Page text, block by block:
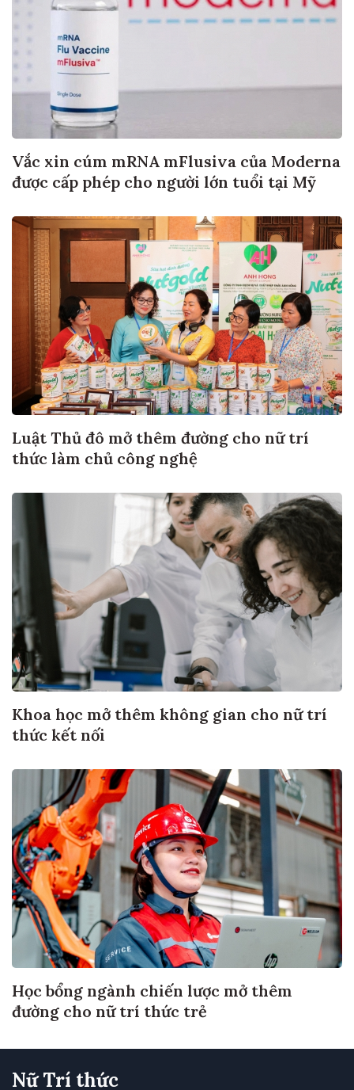
Vắc xin cúm mRNA mFlusiva của Moderna
được cấp phép cho người lớn tuổi tại Mỹ
Luật Thủ đô mở thêm đường cho nữ trí
thức làm chủ công nghệ
Khoa học mở thêm không gian cho nữ trí
thức kết nối
Học bổng ngành chiến lược mở thêm
đường cho nữ trí thức trẻ
Nữ Trí thức